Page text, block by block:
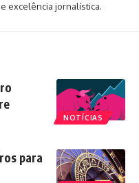
excelência jornalística.
NOTÍCIAS
para